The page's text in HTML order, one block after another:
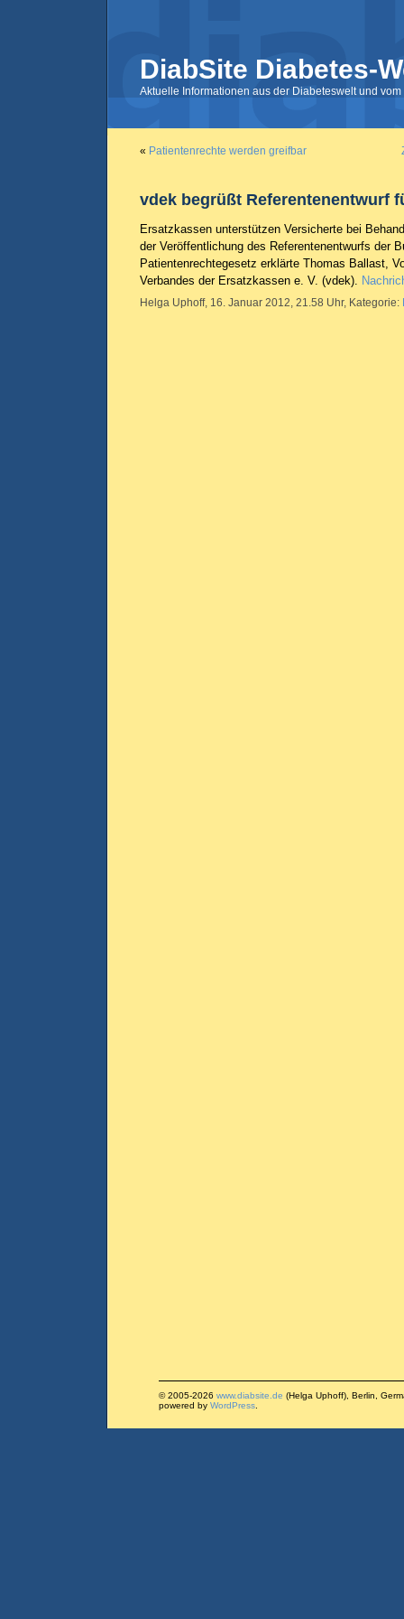
DiabSite Diabetes-
Aktuelle Informationen aus der Diabeteswelt und
« Patientenrechte werden greifbar
vdek begrüßt Referentenentwurf
Ersatzkassen unterstützen Versicherte bei
der Veröffentlichung des Referentenentwurfs der
Patientenrechtegesetz erklärte Thomas Ballast,
Verbandes der Ersatzkassen e. V. (vdek).
Helga Uphoff, 16. Januar 2012, 21.58 Uhr, Kategorie:
© 2005-2026 www.diabsite.de (Helga Uphoff), Berlin,
powered by WordPress.